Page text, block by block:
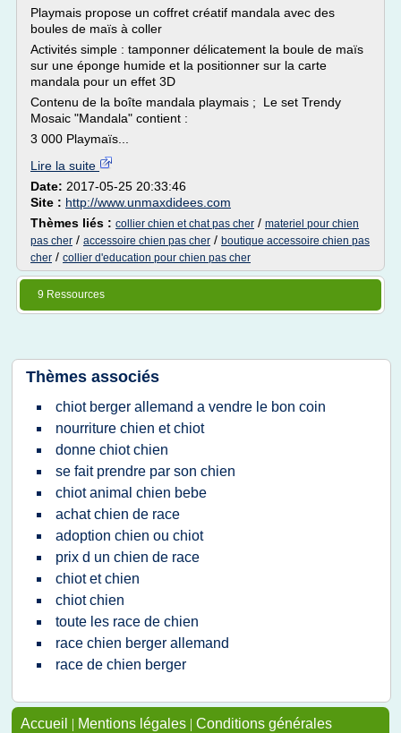
Playmais propose un coffret créatif mandala avec des
boules de maïs à coller
Activités simple : tamponner délicatement la boule de maïs
sur une éponge humide et la positionner sur la carte
mandala pour un effet 3D
Contenu de la boîte mandala playmais ; Le set Trendy
Mosaic "Mandala" contient :
3 000 Playmaïs...
Lire la suite
Date: 2017-05-25 20:33:46
Site : http://www.unmaxdidees.com
Thèmes liés : collier chien et chat pas cher / materiel pour chien
pas cher / accessoire chien pas cher / boutique accessoire chien pas
cher / collier d'education pour chien pas cher
9 Ressources
Thèmes associés
chiot berger allemand a vendre le bon coin
nourriture chien et chiot
donne chiot chien
se fait prendre par son chien
chiot animal chien bebe
achat chien de race
adoption chien ou chiot
prix d un chien de race
chiot et chien
chiot chien
toute les race de chien
race chien berger allemand
race de chien berger
Accueil | Mentions légales | Conditions générales